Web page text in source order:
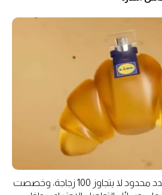
قيدت Lidl توفر العطر بعدد محدود لا يتجاوز 100 زجاجة، وخصصت